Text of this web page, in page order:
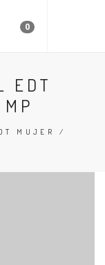
0
EDT
MUJER /